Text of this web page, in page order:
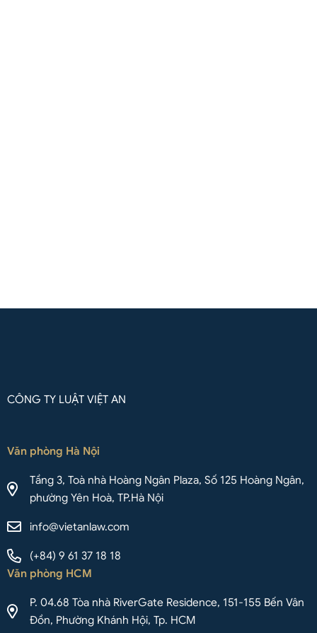
CÔNG TY LUẬT VIỆT AN
Văn phòng Hà Nội
Tầng 3, Toà nhà Hoàng Ngân Plaza, Số 125 Hoàng Ngân,
phường Yên Hoà, TP.Hà Nội
info@vietanlaw.com
(+84) 9 61 37 18 18
Văn phòng HCM
P. 04.68 Tòa nhà RiverGate Residence, 151-155 Bến Vân
Đồn, Phường Khánh Hội, Tp. HCM